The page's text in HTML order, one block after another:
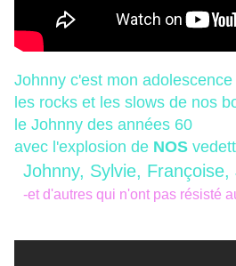
Johnny c'est mon adolescence
les rocks et les slows de nos
le Johnny des années 60
avec l'explosion de NOS
Johnny, Sylvie,
-et d'autres qui n'ont pas résisté